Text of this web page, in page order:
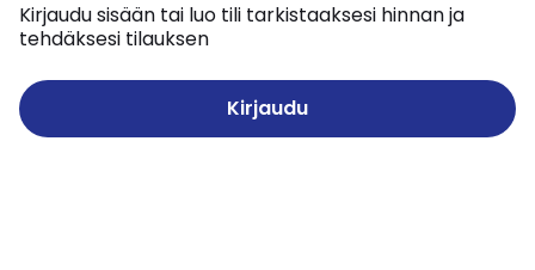
Kirjaudu sisään tai luo tili tarkistaaksesi hinnan ja
tehdäksesi tilauksen
Kirjaudu